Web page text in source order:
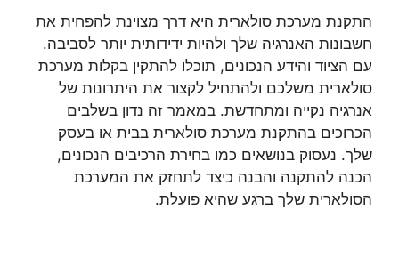
התקנת מערכת סולארית היא דרך מצוינת להפחית את
חשבונות האנרגיה שלך ולהיות ידידותית יותר לסביבה.
עם הציוד והידע הנכונים, תוכלו להתקין בקלות מערכת
סולארית משלכם ולהתחיל לקצור את היתרונות של
אנרגיה נקייה ומתחדשת. במאמר זה נדון בשלבים
הכרוכים בהתקנת מערכת סולארית בבית או בעסק
שלך. נעסוק בנושאים כמו בחירת הרכיבים הנכונים,
הכנה להתקנה והבנה כיצד לתחזק את המערכת
הסולארית שלך ברגע שהיא פועלת.